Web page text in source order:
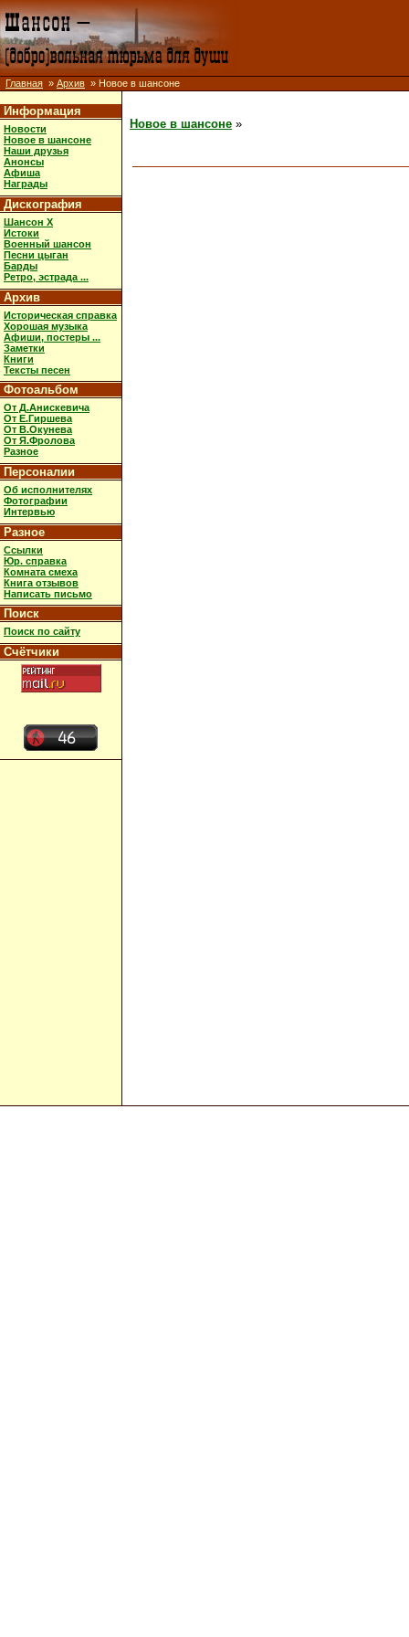
Главная » Архив » Новое в шансоне
Информация
Новости
Новое в шансоне
Наши друзья
Анонсы
Афиша
Награды
Дискография
Шансон X
Истоки
Военный шансон
Песни цыган
Барды
Ретро, эстрада ...
Архив
Историческая справка
Хорошая музыка
Афиши, постеры ...
Заметки
Книги
Тексты песен
Фотоальбом
От Д.Анискевича
От Е.Гиршева
От В.Окунева
От Я.Фролова
Разное
Персоналии
Об исполнителях
Фотографии
Интервью
Разное
Ссылки
Юр. справка
Комната смеха
Книга отзывов
Написать письмо
Поиск
Поиск по сайту
Счётчики
Новое в шансоне »